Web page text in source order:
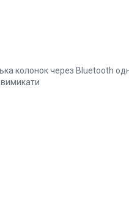
колонок через Bluetooth
вимикати